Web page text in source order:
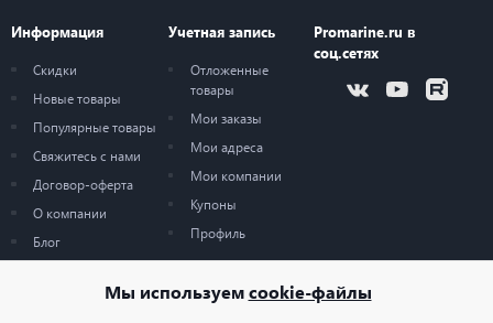
Мы используемcookie-файлы
Информация
Скидки
Новые товары
Популярные товары
Свяжитесь с нами
Договор-оферта
О компании
Блог
Учетная запись
Отложенные
товары
Мои заказы
Мои адреса
Мои компании
Купоны
Профиль
Promarine.ru в
соц.сетях